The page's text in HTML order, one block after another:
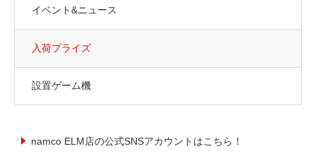
イベント&ニュース
入荷プライズ
設置ゲーム機
namco ELM店の公式SNSアカウントはこちら！